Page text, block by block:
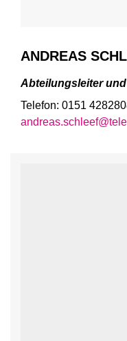
ANDREAS
Abteilungsleiter
Telefon: 0151